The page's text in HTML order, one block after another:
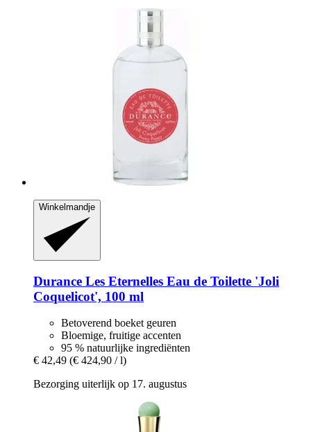
Winkelmandje
Durance Les Eternelles Eau de Toilette 'Joli
Coquelicot', 100 ml
Betoverend boeket geuren
Bloemige, fruitige accenten
95 % natuurlijke ingrediënten
€ 42,49 (€ 424,90 / l)
Bezorging uiterlijk op 17. augustus